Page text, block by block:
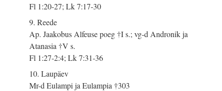
Fl 1:20-27; Lk 7:17-30
9. Reede
Ap. Jaakobus Alfeuse poeg †I s.; vg-d Andronik ja
Atanasia †V s.
Fl 1:27-2:4; Lk 7:31-36
10. Laupäev
Mr-d Eulampi ja Eulampia †303